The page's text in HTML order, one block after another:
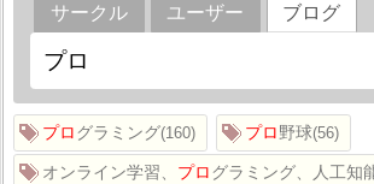
サークル ユーザー ブログ
プログラミング 160 プロ野球 56
オンライン学習、 プログラミング、人工知